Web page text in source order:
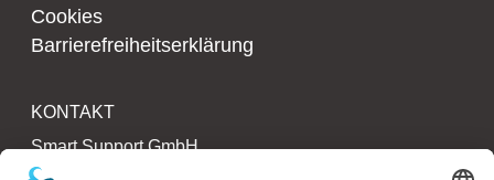
Cookies
Barrierefreiheitserklärung
KONTAKT
Smart Support GmbH
Kollaustr. 64 – 66